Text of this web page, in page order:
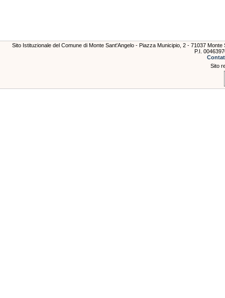
Sito Istituzionale del Comune di Monte Sant'Angelo - Piazza Municipio, 2 - 71037
P.I.
Sito